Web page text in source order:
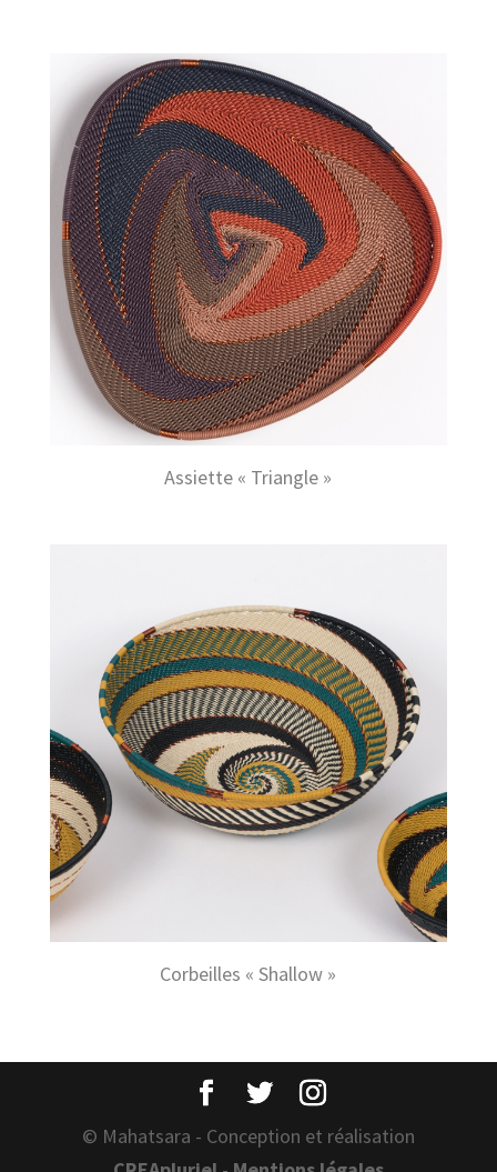
Assiette « Triangle »
Corbeilles « Shallow »
© Mahatsara - Conception et réalisation